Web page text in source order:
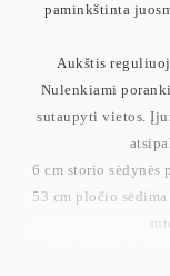
paminkštinta
Aukštis
Nulenkiami
sutaupyti vietos.
6 cm storio
53 cm pločio